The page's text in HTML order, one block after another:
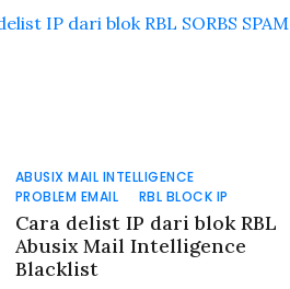
IP dari blok RBL SORBS SPAM
ABUSIX MAIL INTELLIGENCE
PROBLEM EMAIL
RBL BLOCK IP
Cara delist IP dari blok RBL
Abusix Mail Intelligence
Blacklist